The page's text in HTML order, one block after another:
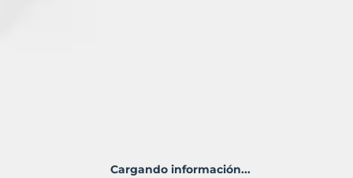
Cargando información...